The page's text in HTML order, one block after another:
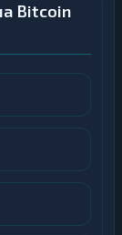
Bitcoin